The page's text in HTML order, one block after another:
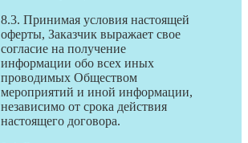
8.3. Принимая условия настоящей
оферты, Заказчик выражает свое
согласие на получение
информации обо всех иных
проводимых Обществом
мероприятий и иной информации,
независимо от срока действия
настоящего договора.